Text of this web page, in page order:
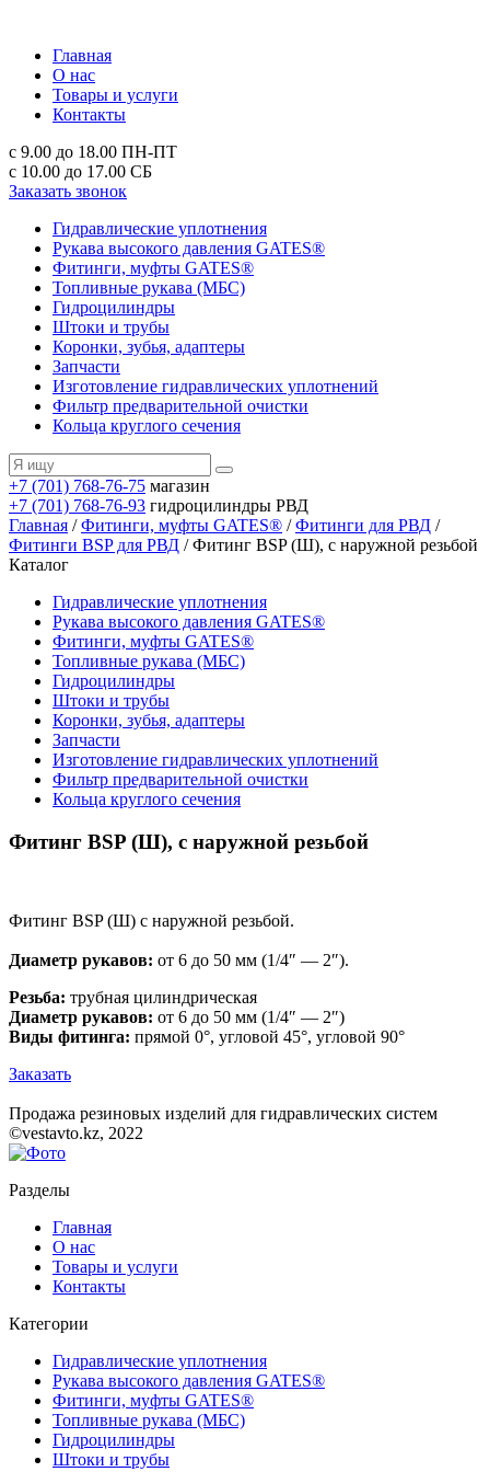
Главная
О нас
Товары и услуги
Контакты
с 9.00 до 18.00 ПН-ПТ
с 10.00 до 17.00 СБ
Заказать звонок
Гидравлические уплотнения
Рукава высокого давления GATES®
Фитинги, муфты GATES®
Топливные рукава (МБС)
Гидроцилиндры
Штоки и трубы
Коронки, зубья, адаптеры
Запчасти
Изготовление гидравлических уплотнений
Фильтр предварительной очистки
Кольца круглого сечения
+7 (701) 768-76-75 магазин
+7 (701) 768-76-93 гидроцилиндры РВД
Главная /Фитинги, муфты GATES® /Фитинги для РВД /
Фитинги BSP для РВД / Фитинг BSP (Ш), с наружной резьбой
Каталог
Гидравлические уплотнения
Рукава высокого давления GATES®
Фитинги, муфты GATES®
Топливные рукава (МБС)
Гидроцилиндры
Штоки и трубы
Коронки, зубья, адаптеры
Запчасти
Изготовление гидравлических уплотнений
Фильтр предварительной очистки
Кольца круглого сечения
Фитинг BSP (Ш), с наружной резьбой
Фитинг BSP (Ш) с наружной резьбой.
Диаметр рукавов: от 6 до 50 мм (1/4″ — 2″).
Резьба: трубная цилиндрическая
Диаметр рукавов: от 6 до 50 мм (1/4″ — 2″)
Виды фитинга: прямой 0°, угловой 45°, угловой 90°
Заказать
Продажа резиновых изделий для гидравлических систем
©vestavto.kz, 2022
Разделы
Главная
О нас
Товары и услуги
Контакты
Категории
Гидравлические уплотнения
Рукава высокого давления GATES®
Фитинги, муфты GATES®
Топливные рукава (МБС)
Гидроцилиндры
Штоки и трубы